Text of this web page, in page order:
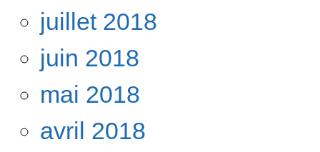
juillet 2018
juin 2018
mai 2018
avril 2018